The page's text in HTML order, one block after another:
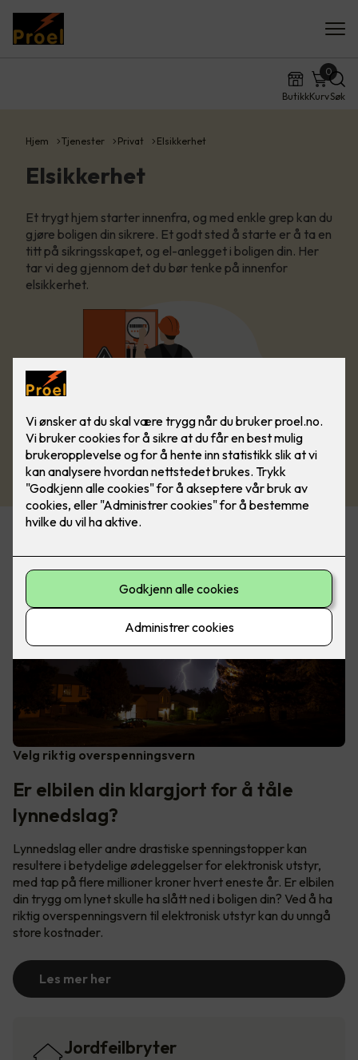
ButikkKurv
0
Søk
Hjem Tjenester Privat Elsikkerhet
Elsikkerhet
Et trygt hjem starter innenfra, og med enkle grep kan du
gjøre boligen din sikrere. Et godt sted å starte er å ta en
titt på sikringsskapet, og el-anlegget i boligen din. Her
tar vi deg gjennom det du bør tenke på innenfor
elsikkerhet.
Velg riktig overspenningsvern
Er elbilen din klargjort for å tåle
lynnedslag?
Lynnedslag eller andre drastiske spenningstopper kan
resultere i betydelige ødeleggelser for elektronisk utstyr,
med tap på flere millioner kroner hvert eneste år. Er elbilen
din trygg om lynet skulle ha slått ned i boligen din? Ved å ha
riktig overspenningsvern til elektronisk utstyr kan du unngå
store kostnader.
Les mer her
Jordfeilbryter